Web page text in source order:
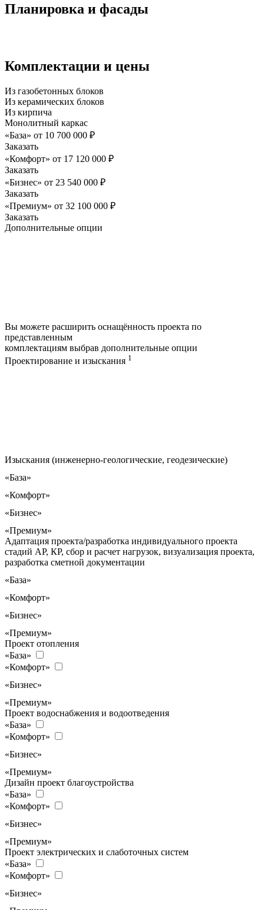
Планировка и фасады
Комплектации и цены
Из газобетонных блоков
Из керамических блоков
Из кирпича
Монолитный каркас
«База» от 10 700 000 ₽
Заказать
«Комфорт» от 17 120 000 ₽
Заказать
«Бизнес» от 23 540 000 ₽
Заказать
«Премиум» от 32 100 000 ₽
Заказать
Дополнительные опции
Вы можете расширить оснащённость проекта по
представленным
комплектациям выбрав дополнительные опции
Проектирование и изыскания 1
Изыскания (инженерно-геологические, геодезические)
«База»
«Комфорт»
«Бизнес»
«Премиум»
Адаптация проекта/разработка индивидуального проекта
стадий АР, КР, сбор и расчет нагрузок, визуализация проекта,
разработка сметной документации
«База»
«Комфорт»
«Бизнес»
«Премиум»
Проект отопления
«База»
«Комфорт»
«Бизнес»
«Премиум»
Проект водоснабжения и водоотведения
«База»
«Комфорт»
«Бизнес»
«Премиум»
Дизайн проект благоустройства
«База»
«Комфорт»
«Бизнес»
«Премиум»
Проект электрических и слаботочных систем
«База»
«Комфорт»
«Бизнес»